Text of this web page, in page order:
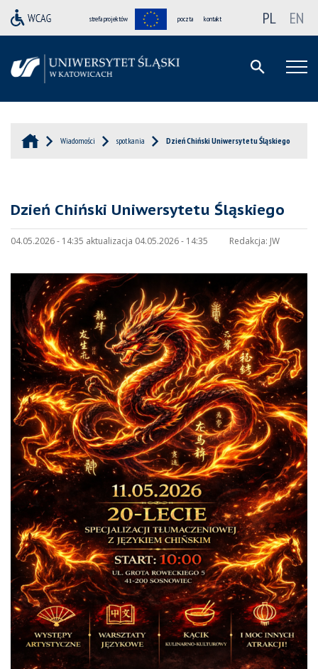
strefa projektów poczta kontakt PL EN
Wiadomości spotkania Dzień Chiński Uniwersytetu Śląskiego
Dzień Chiński Uniwersytetu Śląskiego
04.05.2026 - 14:35 aktualizacja 04.05.2026 - 14:35 Redakcja: JW